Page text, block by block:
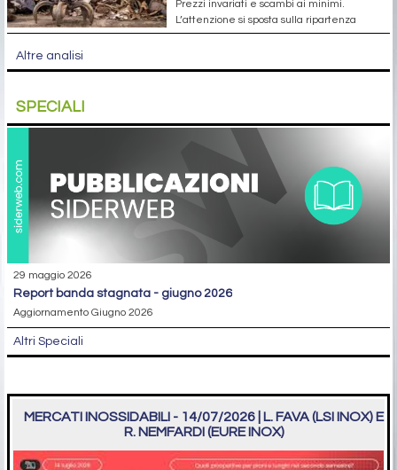
Prezzi invariati e scambi ai minimi.
L’attenzione si sposta sulla ripartenza
Altre analisi
SPECIALI
29 maggio 2026
report banda stagnata - giugno 2026
Aggiornamento Giugno 2026
Altri Speciali
MERCATI INOSSIDABILI - 14/07/2026 | L. FAVA (LSI INOX) E
R. NEMFARDI (EURE INOX)